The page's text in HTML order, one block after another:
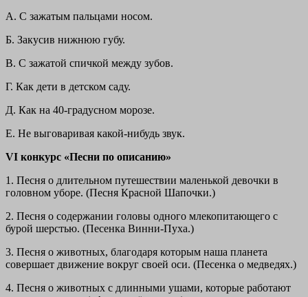
A. С зажатым пальцами носом.
Б. Закусив нижнюю губу.
B. С зажатой спичкой между зубов.
Г. Как дети в детском саду.
Д. Как на 40-градусном морозе.
Е. Не выговаривая какой-нибудь звук.
VI конкурс «Песни по описанию»
1. Песня о длительном путешествии маленькой девочки в
головном уборе. (Песня Красной Шапочки.)
2. Песня о содержании головы одного млекопитающего с
бурой шерстью. (Песенка Винни-Пуха.)
3. Песня о животных, благодаря которым наша планета
совершает движение вокруг своей оси. (Песенка о медведях.)
4. Песня о животных с длинными ушами, которые работают